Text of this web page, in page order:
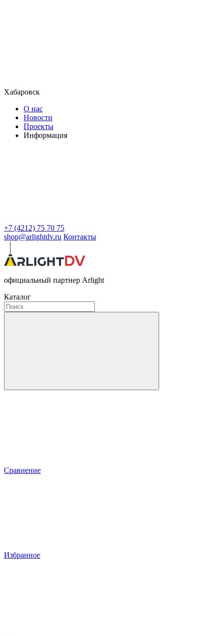
Хабаровск
О нас
Новости
Проекты
Информация
+7 (4212) 75 70 75
shop@arlightdv.ru Контакты
официальный партнер Arlight
Каталог
Сравнение
Избранное